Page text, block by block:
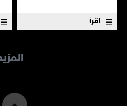
اقرأ